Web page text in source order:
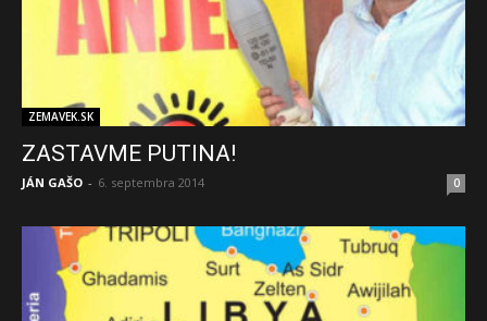
ZEMAVEK.SK
ZASTAVME PUTINA!
JÁN GAŠO - 6. septembra 2014 0